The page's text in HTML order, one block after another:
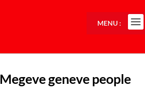
Megeve geneve people
MENU :